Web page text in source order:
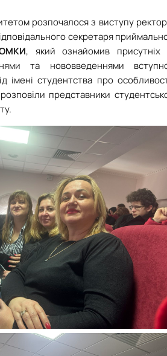
розпочалося з виступу
секретаря
, який ознайомив присутніх
та нововведеннями
імені студентства про
представники